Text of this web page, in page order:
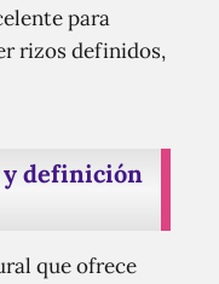
para
rizos definidos,
y definición
que ofrece